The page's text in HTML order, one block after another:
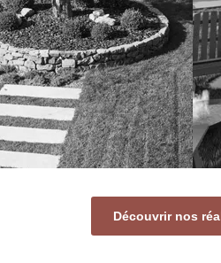
Découvrir nos